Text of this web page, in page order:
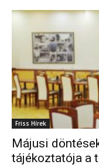
Friss Hírek
Májusi
tájékoztatója a